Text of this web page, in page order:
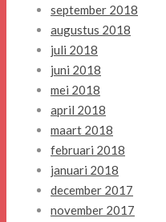
september 2018
augustus 2018
juli 2018
juni 2018
mei 2018
april 2018
maart 2018
februari 2018
januari 2018
december 2017
november 2017